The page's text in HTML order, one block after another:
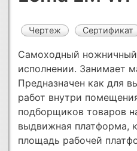
Чертеж Сертификат
Самоходный
исполнении. Занимает
Предназначен как для
работ внутри
подборщиков товаров
выдвижная платформа,
площадь рабочей